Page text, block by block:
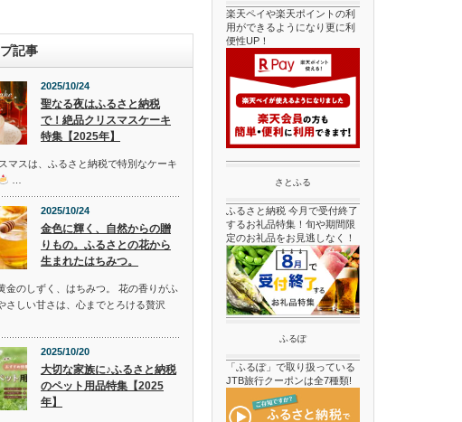
記事
2025/10/24
聖なる夜はふるさと納税
で！絶品クリスマスケーキ
特集【2025年】
マスは、ふるさと納税で特別なケーキ
2025/10/24
金色に輝く、自然からの贈
りもの。ふるさとの花から
生まれたはちみつ。
金のしずく、はちみつ。 花の香りがふ
さしい甘さは、心までとろける贅沢
2025/10/20
大切な家族に♪ふるさと納税
のペット用品特集【2025
年】
楽天ペイや楽天ポイントの利
用ができるようになり更に利
便性UP！
さとふる
ふるさと納税 今月で受付終了
するお礼品特集！旬や期間限
定のお礼品をお見逃しなく！
ふるぽ
「ふるぽ」で取り扱っている
JTB旅行クーポンは全7種類!